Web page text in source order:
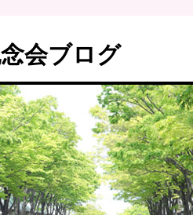
会ブログ